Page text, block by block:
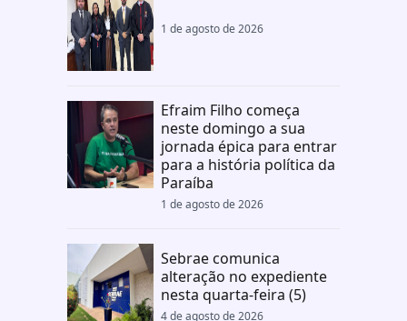
1 de agosto de 2026
Efraim Filho começa
neste domingo a sua
jornada épica para entrar
para a história política da
Paraíba
1 de agosto de 2026
Sebrae comunica
alteração no expediente
nesta quarta-feira (5)
4 de agosto de 2026